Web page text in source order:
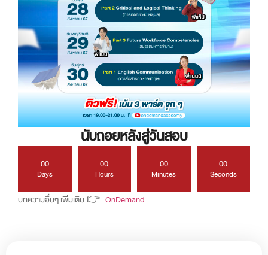
นับถอยหลังสู่วันสอบ
00
Days
00
Hours
00
Minutes
00
Seconds
บทความอื่นๆ เพิ่มเติม 👉 :OnDemand